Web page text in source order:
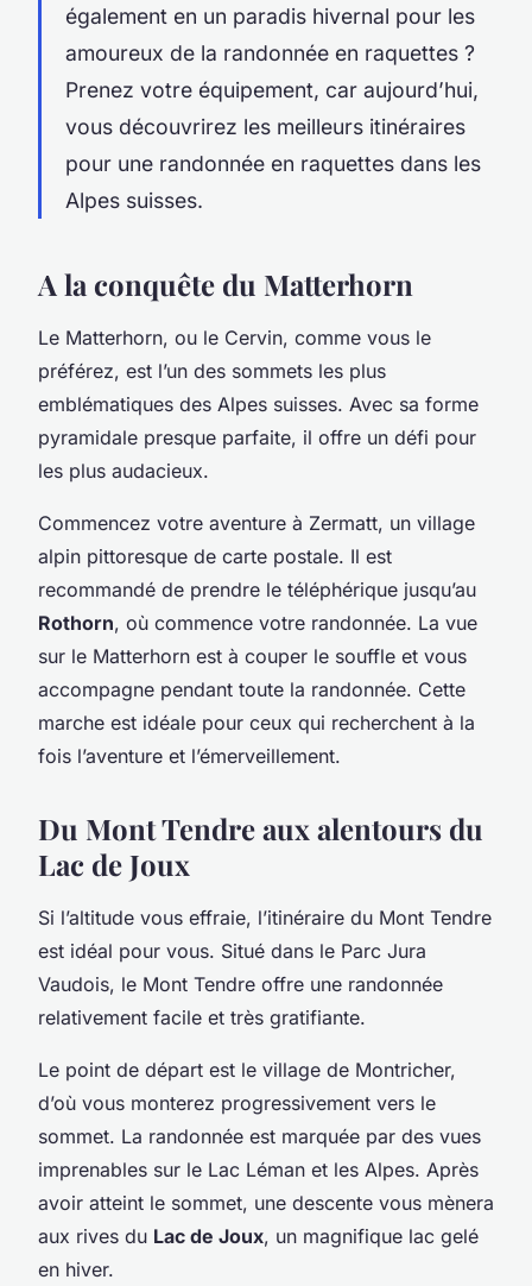
également en un paradis hivernal pour les
amoureux de la randonnée en raquettes ?
Prenez votre équipement, car aujourd’hui,
vous découvrirez les meilleurs itinéraires
pour une randonnée en raquettes dans les
Alpes suisses.
A la conquête du Matterhorn
Le Matterhorn, ou le Cervin, comme vous le
préférez, est l’un des sommets les plus
emblématiques des Alpes suisses. Avec sa forme
pyramidale presque parfaite, il offre un défi pour
les plus audacieux.
Commencez votre aventure à Zermatt, un village
alpin pittoresque de carte postale. Il est
recommandé de prendre le téléphérique jusqu’au
Rothorn, où commence votre randonnée. La vue
sur le Matterhorn est à couper le souffle et vous
accompagne pendant toute la randonnée. Cette
marche est idéale pour ceux qui recherchent à la
fois l’aventure et l’émerveillement.
Du Mont Tendre aux alentours du
Lac de Joux
Si l’altitude vous effraie, l’itinéraire du Mont Tendre
est idéal pour vous. Situé dans le Parc Jura
Vaudois, le Mont Tendre offre une randonnée
relativement facile et très gratifiante.
Le point de départ est le village de Montricher,
d’où vous monterez progressivement vers le
sommet. La randonnée est marquée par des vues
imprenables sur le Lac Léman et les Alpes. Après
avoir atteint le sommet, une descente vous mènera
aux rives du Lac de Joux, un magnifique lac gelé
en hiver.